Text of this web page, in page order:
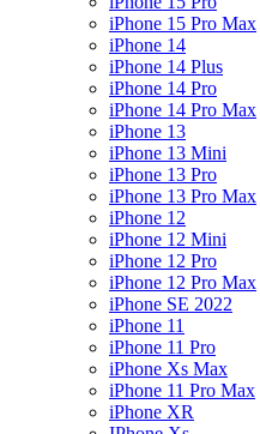
iPhone 15 Pro Max
iPhone 14
iPhone 14 Plus
iPhone 14 Pro
iPhone 14 Pro Max
iPhone 13
iPhone 13 Mini
iPhone 13 Pro
iPhone 13 Pro Max
iPhone 12
iPhone 12 Mini
iPhone 12 Pro
iPhone 12 Pro Max
iPhone SE 2022
iPhone 11
iPhone 11 Pro
iPhone Xs Max
iPhone 11 Pro Max
iPhone XR